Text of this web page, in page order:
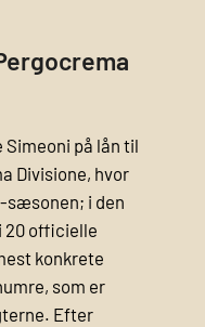
Simeoni på lån til
Divisione, hvor
i den
20 officielle
konkrete
som er
Efter